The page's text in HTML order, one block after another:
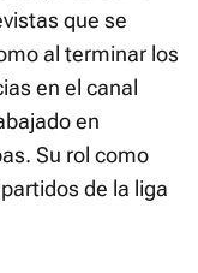
que se
al terminar los
en el canal
en
Su rol como
de la liga